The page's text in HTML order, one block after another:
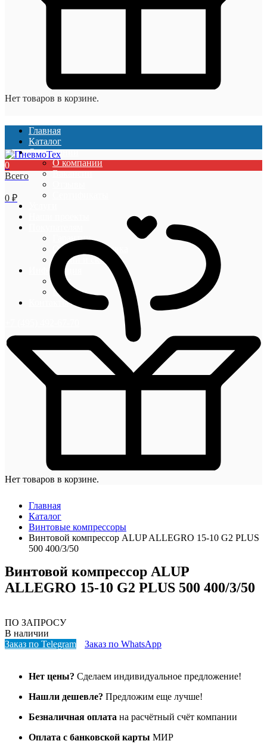
Нет товаров в корзине.
Главная
Каталог
О компании
О компании
Вакансии
Гарантии
Оплата и доставка
Акции и скидки
Информация
Блог
Новости
Контакты
0
Всего
0 ₽
Нет товаров в корзине.
Главная
Каталог
Винтовые компрессоры
Винтовой компрессор ALUP ALLEGRO 15-10 G2 PLUS
500 400/3/50
Винтовой компрессор ALUP
ALLEGRO 15-10 G2 PLUS 500 400/3/50
ПО ЗАПРОСУ
В наличии
Заказ по Telegram
Заказ по WhatsApp
Нет цены? Сделаем индивидуальное предложение!
Нашли дешевле? Предложим еще лучше!
Безналичная оплата на расчётный счёт компании
Оплата с банковской карты МИР